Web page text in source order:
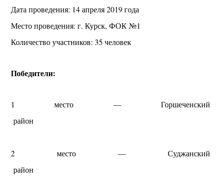
Дата проведения: 14 апреля 2019 года
Место проведения: г. Курск, ФОК №1
Количество участников: 35 человек
Победители:
1 место — Горшеченский
район
2 место — Суджанский
район